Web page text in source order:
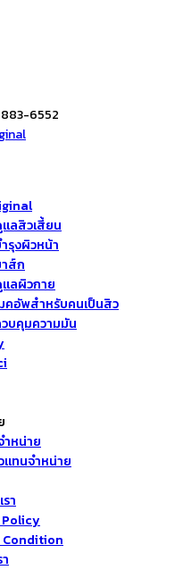
6552
ลสิวเสี้ยน
รุงผิวหน้า
ส์ก
ลผิวกาย
คอัพสำหรับคนเป็นสิว
บคุมความมัน
หน่าย
ทนจำหน่าย
า
Policy
Condition